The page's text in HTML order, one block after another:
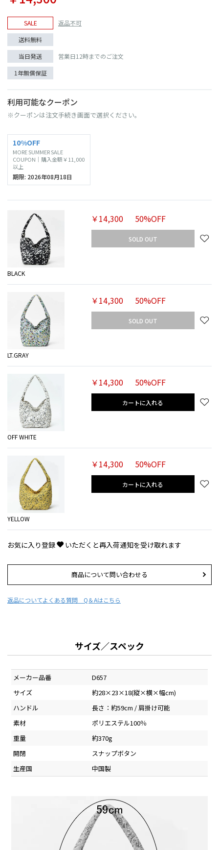
SALE
返品不可
送料無料
当日発送
営業日12時までのご注文
1年無償保証
利用可能なクーポン
※クーポンは注文手続き画面で選択ください。
10%OFF
MORE SUMMER SALE
COUPON｜購入金額￥11,000
以上
期限: 2026年08月18日
BLACK
￥14,300 50%OFF
SOLD OUT
LT.GRAY
￥14,300 50%OFF
SOLD OUT
OFF WHITE
￥14,300 50%OFF
カートに入れる
YELLOW
￥14,300 50%OFF
カートに入れる
お気に入り登録 いただくと再入荷通知を受け取れます
商品について問い合わせる
返品についてよくある質問 Q＆Aはこちら
サイズ／スペック
メーカー品番
D657
サイズ
約28×23×18(縦×横×幅cm)
ハンドル
長さ：約59cm / 肩掛け可能
素材
ポリエステル100％
重量
約370g
開閉
スナップボタン
生産国
中国製